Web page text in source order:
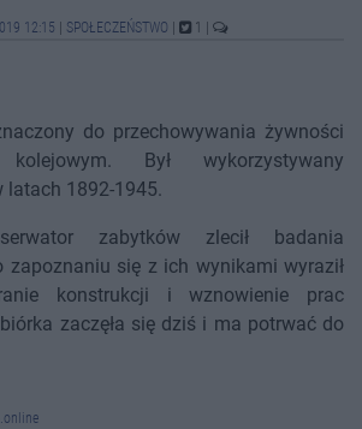
12:15 SPOŁECZEŃSTWO 1
do przechowywania żywności
Był wykorzystywany
latach 1892-1945.
zabytków zlecił badania
zapoznaniu się z ich wynikami wyraził
konstrukcji i wznowienie prac
zaczęła się dziś i ma potrwać do